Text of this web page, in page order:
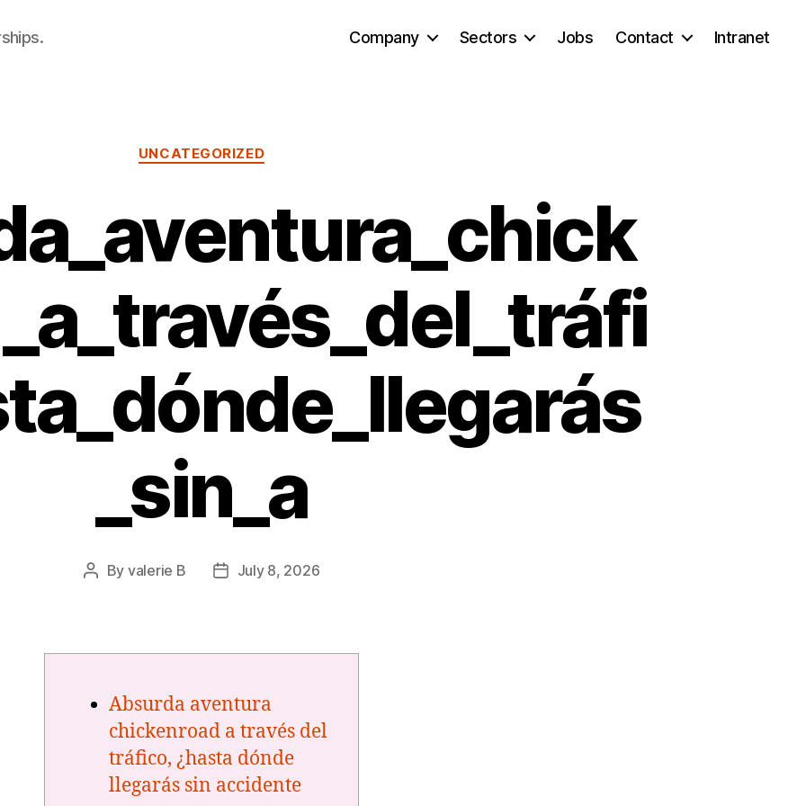
Company Sectors Jobs Contact Intranet
Categories
UNCATEGORIZED
_sin_a
Post
By valerie B
PostJuly 8, 2026
Absurda aventura
chickenroad a través del
tráfico, ¿hasta dónde
llegarás sin accidente